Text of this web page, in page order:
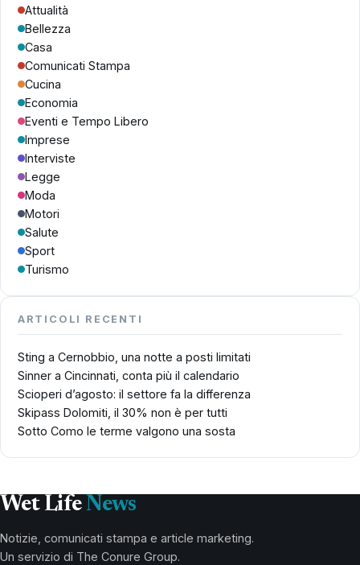
Attualità
Bellezza
Casa
Comunicati Stampa
Cucina
Economia
Eventi e Tempo Libero
Imprese
Interviste
Legge
Moda
Motori
Salute
Sport
Turismo
ARTICOLI RECENTI
Sting a Cernobbio, una notte a posti limitati
Sinner a Cincinnati, conta più il calendario
Scioperi d’agosto: il settore fa la differenza
Skipass Dolomiti, il 30% non è per tutti
Sotto Como le terme valgono una sosta
Wet Life News
Notizie, comunicati stampa e article marketing.
Un servizio di The Conure Group.